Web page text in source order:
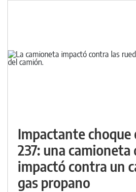
Impactante choque
237: una camioneta
impactó contra un
gas propano